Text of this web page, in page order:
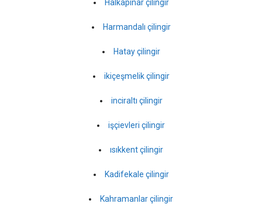
Halkapınar çilingir
Harmandalı çilingir
Hatay çilingir
ikiçeşmelik çilingir
inciraltı çilingir
işçievleri çilingir
ısıkkent çilingir
Kadifekale çilingir
Kahramanlar çilingir